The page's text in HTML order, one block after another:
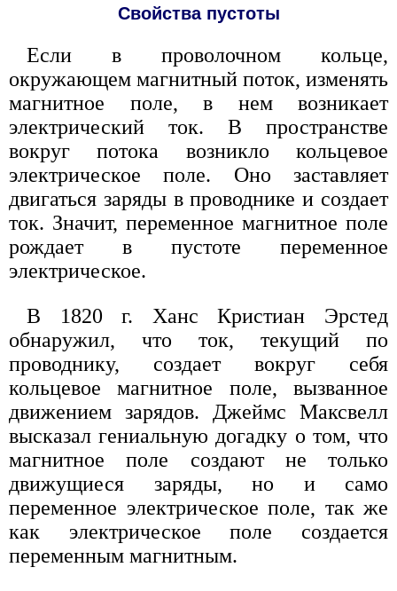
Свойства пустоты
Если в проволочном кольце,
окружающем магнитный поток, изменять
магнитное поле, в нем возникает
электрический ток. В пространстве
вокруг потока возникло кольцевое
электрическое поле. Оно заставляет
двигаться заряды в проводнике и создает
ток. Значит, переменное магнитное поле
рождает в пустоте переменное
электрическое.
В 1820 г. Ханс Кристиан Эрстед
обнаружил, что ток, текущий по
проводнику, создает вокруг себя
кольцевое магнитное поле, вызванное
движением зарядов. Джеймс Максвелл
высказал гениальную догадку о том, что
магнитное поле создают не только
движущиеся заряды, но и само
переменное электрическое поле, так же
как электрическое поле создается
переменным магнитным.